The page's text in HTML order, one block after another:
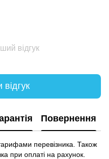
відгук
Повернення
перевізника. Також
при оплаті на рахунок.